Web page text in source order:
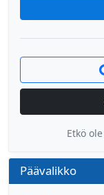
Etkö
Päävalikko